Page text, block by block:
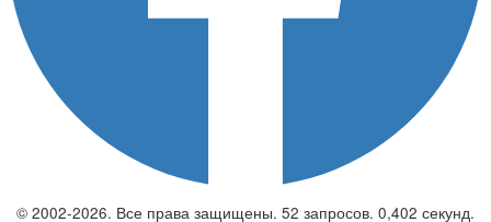
© 2002-2026. Все права защищены. 52 запросов. 0,402 секунд.